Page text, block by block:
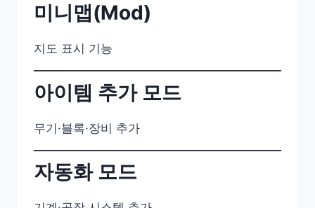
미니맵(Mod)
지도 표시 기능
아이템 추가 모드
무기·블록·장비 추가
자동화 모드